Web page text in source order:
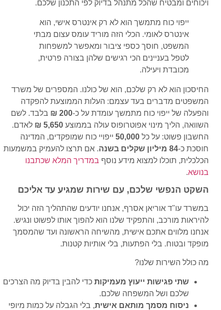
ויכוחים ומבטיח שהכל מתנהל בדיוק לפי התכנון שלכם.
ייפוי כוח מתמשך הוא לא רק אינטרס אישי, הוא
אינטרס לאומי. הכלי הזה מוריד עומס עצום מבתי
המשפט, חוסך כספי ציבור ומאפשר למשפחות
לטפל בעניינים הכי רגישים שלהן בצורה פרטית,
מכובדת ויעילה.
החיסכון הוא לא רק שלכם, הוא של כולנו. המספרים של משרד
המשפטים מדברים בעד עצמם: העלות הממוצעת להפקדה
והפעלה של ייפוי כוח מתמשך עומדת על כ-200 ₪
בלבד. לשם
השוואה, הליך מינוי אפוטרופוס עולה בממוצע 5,650 ₪
לאדם.
החשבון פשוט: על כל 50,000 ייפויי כוח שמופקדים, המדינה
חוסכת כ-84 מיליון שקלים בשנה
. אם תרצו להעמיק במשמעות
הכלכלית, תוכלו למצוא מידע נוסף במדריך המלא שכתבנו
בנושא.
השקט הנפשי שלכם, עם שירות שמגיע עד אליכם
במשרד עו"ד אוריאן אסרף, אנחנו יודעים שהתהליך הזה יכול
להיראות מורכב, והתפקיד שלנו הוא להפוך אותו לפשוט ונגיש.
אנחנו מלווים אתכם אישית, מהשיחה הראשונה ועד שהמסמך
מופקד ובטוח. בלי הפתעות, בלי אותיות קטנות.
מה כולל השירות שלנו?
שתי פגישות ייעוץ מעמיקות כדי להבין בדיוק מה הצרכים
שלכם ושל המשפחה שלכם.
ניסוח מסמך מותאם אישית, בלי הגבלה על כמות מיופי